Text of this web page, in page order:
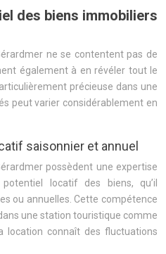
des biens immobiliers
ne se contentent pas de
également à en révéler tout le
précieuse dans une
peut varier considérablement en
saisonnier et annuel
possèdent une expertise
locatif des biens, qu’il
ou annuelles. Cette compétence
une station touristique comme
location connaît des fluctuations